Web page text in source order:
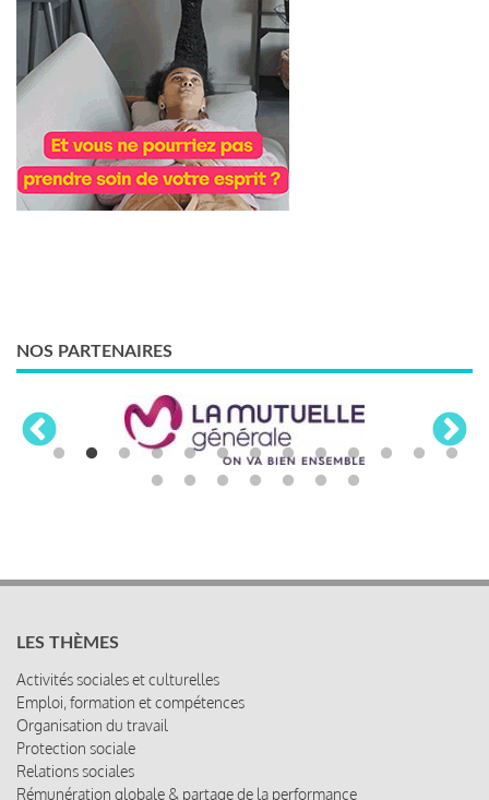
NOS PARTENAIRES
LES THÈMES
Activités sociales et culturelles
Emploi, formation et compétences
Organisation du travail
Protection sociale
Relations sociales
Rémunération globale & partage de la performance